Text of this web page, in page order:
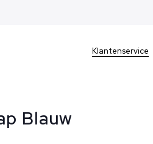
Klantenservice
Blauw